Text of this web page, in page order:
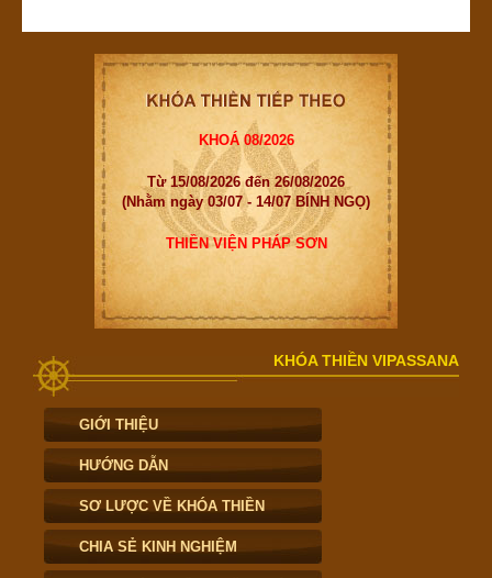
KHOÁ 08/2026
Từ 15/08/2026 đến 26/08/2026
(Nhằm ngày 03/07 - 14/07 BÍNH NGỌ)
THIỀN VIỆN PHÁP SƠN
KHÓA THIỀN VIPASSANA
GIỚI THIỆU
HƯỚNG DẪN
SƠ LƯỢC VỀ KHÓA THIỀN
CHIA SẺ KINH NGHIỆM